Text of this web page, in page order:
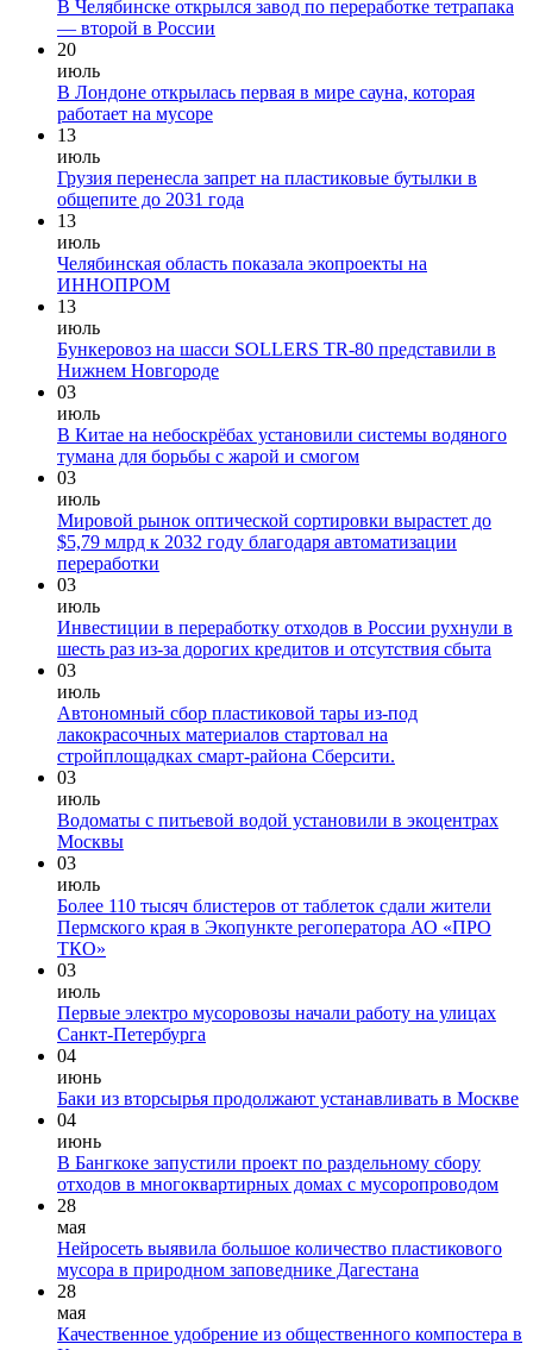
В Челябинске открылся завод по переработке тетрапака
— второй в России
20
июль
В Лондоне открылась первая в мире сауна, которая
работает на мусоре
13
июль
Грузия перенесла запрет на пластиковые бутылки в
общепите до 2031 года
13
июль
Челябинская область показала экопроекты на
ИННОПРОМ
13
июль
Бункеровоз на шасси SOLLERS TR-80 представили в
Нижнем Новгороде
03
июль
В Китае на небоскрёбах установили системы водяного
тумана для борьбы с жарой и смогом
03
июль
Мировой рынок оптической сортировки вырастет до
$5,79 млрд к 2032 году благодаря автоматизации
переработки
03
июль
Инвестиции в переработку отходов в России рухнули в
шесть раз из-за дорогих кредитов и отсутствия сбыта
03
июль
Автономный сбор пластиковой тары из-под
лакокрасочных материалов стартовал на
стройплощадках смарт-района Сберсити.
03
июль
Водоматы с питьевой водой установили в экоцентрах
Москвы
03
июль
Более 110 тысяч блистеров от таблеток сдали жители
Пермского края в Экопункте регоператора АО «ПРО
ТКО»
03
июль
Первые электро мусоровозы начали работу на улицах
Санкт-Петербурга
04
июнь
Баки из вторсырья продолжают устанавливать в Москве
04
июнь
В Бангкоке запустили проект по раздельному сбору
отходов в многоквартирных домах с мусоропроводом
28
мая
Нейросеть выявила большое количество пластикового
мусора в природном заповеднике Дагестана
28
мая
Качественное удобрение из общественного компостера в